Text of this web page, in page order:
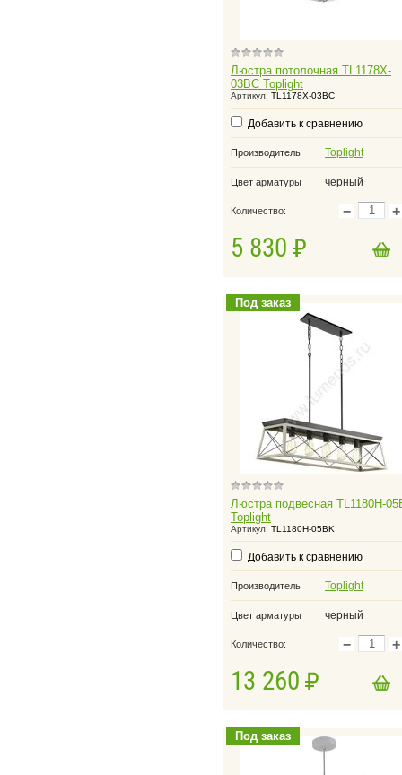
Люстра потолочная TL1178X-
03BC Toplight
Артикул: TL1178X-03BC
Добавить к сравнению
Производитель Toplight
Цвет арматуры черный
Количество: − +
5 830
Добавить в корзину
Под заказ
Люстра подвесная TL1180H-
Toplight
Артикул: TL1180H-05BK
Добавить к сравнению
Производитель Toplight
Цвет арматуры черный
Количество: − +
13 260
Добавить в корзину
Под заказ